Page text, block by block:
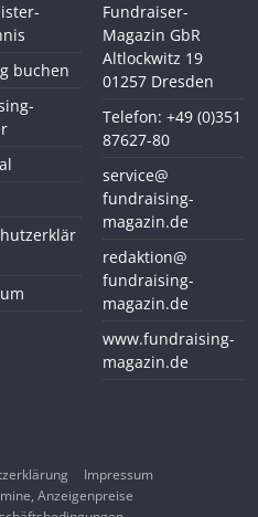
buchen
Fundraiser-
Magazin GbR
Altlockwitz 19
01257 Dresden
Telefon: +49 (0)351
87627-80
service@
fundraising-
magazin.de
redaktion@
fundraising-
magazin.de
www.fundraising-
magazin.de
Impressum
Anzeigenpreise